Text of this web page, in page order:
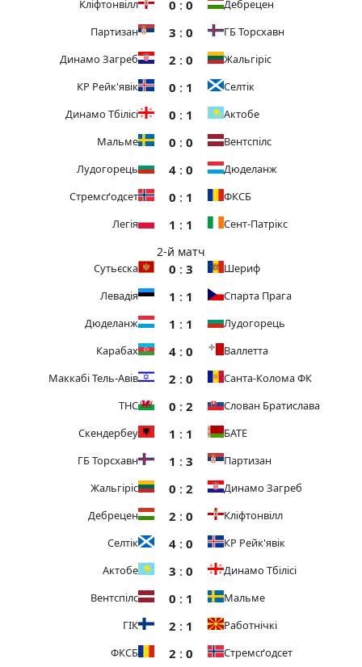
Кліфтонвілл 0 : 0
Дебрецен
Партизан
3 : 0
ГБ Торсхавн
Динамо Загреб
2 : 0
Жальгіріс
КР Рейк'явік
0 : 1
Селтік
Динамо Тбілісі
0 : 1
Актобе
Мальме
0 : 0
Вентспілс
Лудогорець
4 : 0
Дюделанж
Стремсґодсет
0 : 1
ФКСБ
Легія
1 : 1 Сент-Патрікс
2-й матч
Сутьєска 0 : 3
Шериф
Левадія
1 : 1
Спарта Прага
Дюделанж
1 : 1
Лудогорець
Карабах
4 : 0
Валлетта
Маккабі Тель-Авів
2 : 0
Санта-Колома ФК
ТНС
0 : 2
Слован Братислава
Скендербеу
1 : 1
БАТЕ
ГБ Торсхавн
1 : 3
Партизан
Жальгіріс
0 : 2
Динамо Загреб
Дебрецен
2 : 0
Кліфтонвілл
Селтік
4 : 0
КР Рейк'явік
Актобе
3 : 0
Динамо Тбілісі
Вентспілс
0 : 1
Мальме
ГІК
2 : 1
Работнічкі
ФКСБ
2 : 0
Стремсґодсет